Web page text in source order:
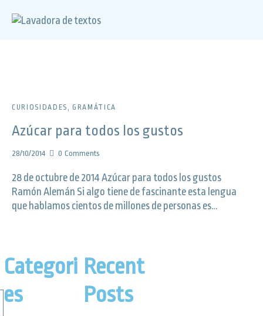
CURIOSIDADES , GRAMÁTICA
Azúcar para todos los gustos
28/10/2014 0 Comments
28 de octubre de 2014 Azúcar para todos los gustos
Ramón Alemán Si algo tiene de fascinante esta lengua
que hablamos cientos de millones de personas es…
Categori
es
Recent
Posts